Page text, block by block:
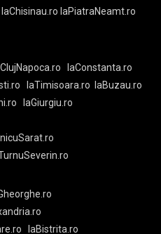
laChisinau.ro laPiatraNeamt.ro
laConstanta.ro
laTimisoara.ro
laBuzau.ro
laGiurgiu.ro
laBistrita.ro